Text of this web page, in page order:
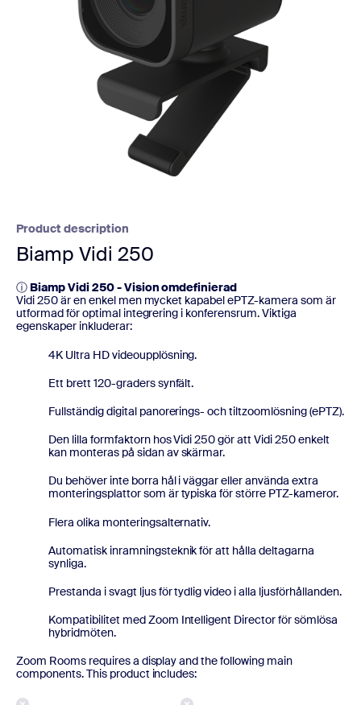
Product description
Biamp Vidi 250
ⓘ Biamp Vidi 250 - Vision omdefinierad
Vidi 250 är en enkel men mycket kapabel ePTZ-kamera som är
utformad för optimal integrering i konferensrum. Viktiga
egenskaper inkluderar:
4K Ultra HD videoupplösning.
Ett brett 120-graders synfält.
Fullständig digital panorerings- och tiltzoomlösning (ePTZ).
Den lilla formfaktorn hos Vidi 250 gör att Vidi 250 enkelt
kan monteras på sidan av skärmar.
Du behöver inte borra hål i väggar eller använda extra
monteringsplattor som är typiska för större PTZ-kameror.
Flera olika monteringsalternativ.
Automatisk inramningsteknik för att hålla deltagarna
synliga.
Prestanda i svagt ljus för tydlig video i alla ljusförhållanden.
Kompatibilitet med Zoom Intelligent Director för sömlösa
hybridmöten.
Zoom Rooms requires a display and the following main
components. This product includes: